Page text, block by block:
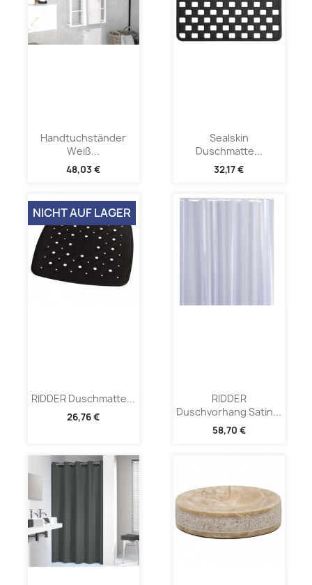
Handtuchständer
Weiß...
48,03 €
Sealskin
Duschmatte...
32,17 €
RIDDER Duschmatte...
26,76 €
NICHT AUF LAGER
RIDDER
Duschvorhang Satin...
58,70 €